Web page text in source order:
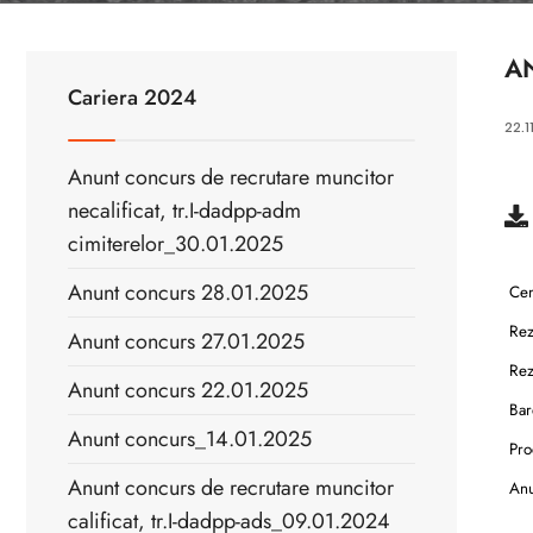
Cariera 2024
Anunt concurs de recrutare muncitor
necalificat, tr.I-dadpp-adm
cimiterelor_30.01.2025
Anunt concurs 28.01.2025
Anunt concurs 27.01.2025
Anunt concurs 22.01.2025
Anunt concurs_14.01.2025
Anunt concurs de recrutare muncitor
calificat, tr.I-dadpp-ads_09.01.2024